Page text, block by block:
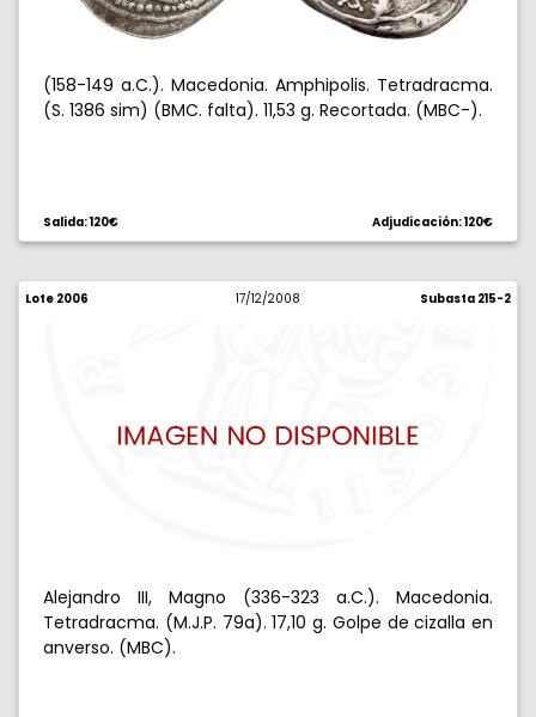
(158-149 a.C.). Macedonia. Amphipolis. Tetradracma.
(S. 1386 sim) (BMC. falta). 11,53 g. Recortada. (MBC-).
Salida: 120€ Adjudicación: 120€
Lote 2006 17/12/2008 Subasta 215-2
Alejandro III, Magno (336-323 a.C.). Macedonia.
Tetradracma. (M.J.P. 79a). 17,10 g. Golpe de cizalla en
anverso. (MBC).